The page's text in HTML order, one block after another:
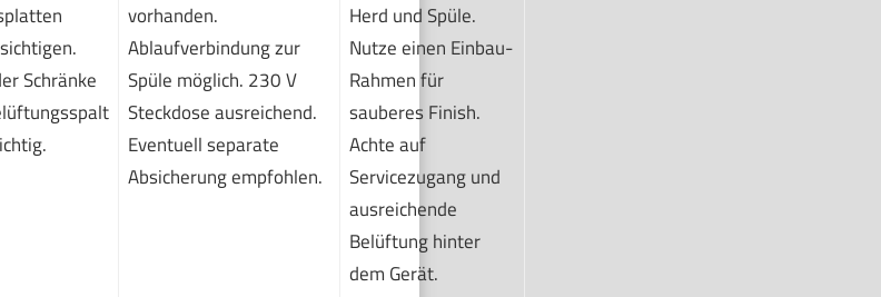
Schränke
vorhanden.
Ablaufverbindung zur
Spüle möglich. 230 V
Steckdose ausreichend.
Eventuell separate
Absicherung empfohlen.
Herd und Spüle.
Nutze einen Einbau-
Rahmen für
sauberes Finish.
Achte auf
Servicezugang und
ausreichende
Belüftung hinter
dem Gerät.